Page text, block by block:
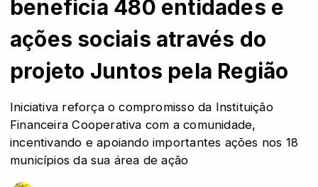
beneficia 480 entidades e
ações sociais através do
projeto Juntos pela Região
Iniciativa reforça o compromisso da Instituição
Financeira Cooperativa com a comunidade,
incentivando e apoiando importantes ações nos 18
municípios da sua área de ação